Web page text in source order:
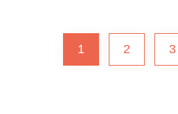
1 2 3